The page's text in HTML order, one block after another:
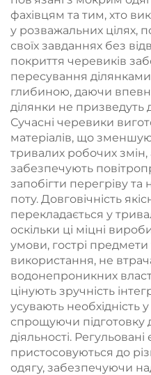
фахівцям та тим, хто
у розважальних цілях,
своїх завданнях без
покриття черевиків
пересування
глибиною, даючи
ділянки не
Сучасні черевики
матеріалів, що
тривалих робочих
забезпечують
запобігти перегріву
поту. Довговічність
перекладається у
оскільки ці міцні
умови, гострі предмети
використання, не
водонепроникних
цінують зручність
усувають необхідність
спрощуючи підготовку
діяльності.
пристосовуються до
одягу, забезпечуючи